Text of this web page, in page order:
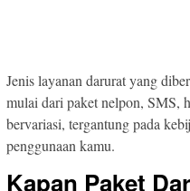
Jenis layanan darurat yang
mulai dari paket nelpon, SMS,
bervariasi, tergantung pada
penggunaan kamu.
Kapan Paket